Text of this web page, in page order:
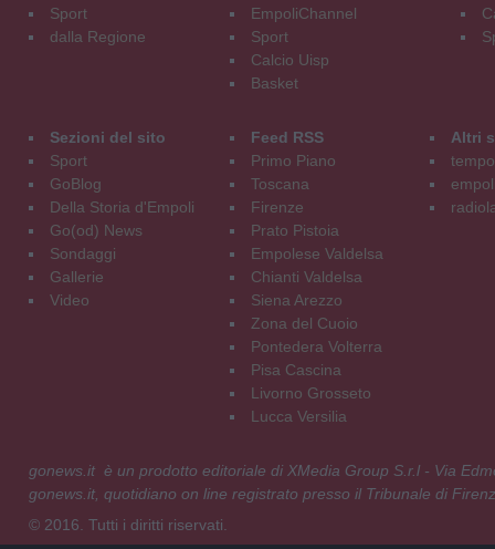
Sport
dalla Regione
EmpoliChannel
Sport
Calcio Uisp
Basket
Sezioni del sito
Sport
GoBlog
Della Storia d'Empoli
Go(od) News
Sondaggi
Gallerie
Video
Feed RSS
Primo Piano
Toscana
Firenze
Prato Pistoia
Empolese Valdelsa
Chianti Valdelsa
Siena Arezzo
Zona del Cuoio
Pontedera Volterra
Pisa Cascina
Livorno Grosseto
Lucca Versilia
Altri
gonews.it è un prodotto editoriale di XMedia Group S.r.l - Via
gonews.it, quotidiano on line registrato presso il Tribunale di
© 2016. Tutti i diritti riservati.